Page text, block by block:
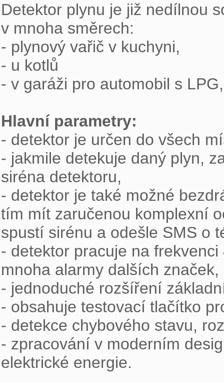
Detektor plynu je již nedílnou
v mnoha směrech:
- plynový vařič v kuchyni,
- u kotlů
- v garáži pro automobil s
Hlavní parametry:
- detektor je určen do všech
- jakmile detekuje daný plyn,
siréna detektoru,
- detektor je také možné
tím mít zaručenou komplexní
spustí sirénu a odešle SMS o
- detektor pracuje na
mnoha alarmy dalších
- jednoduché rozšíření
- obsahuje testovací tlačítko
- detekce chybového stavu,
- zpracování v moderním
elektrické energie.